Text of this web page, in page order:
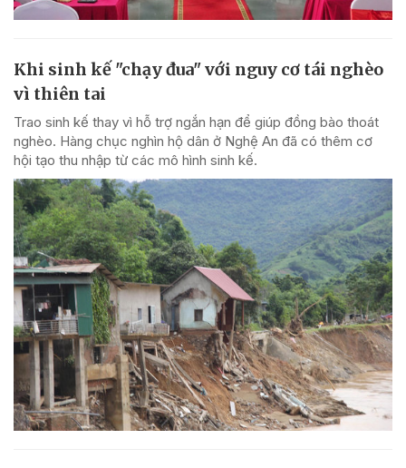
Khi sinh kế "chạy đua" với nguy cơ tái nghèo
vì thiên tai
Trao sinh kế thay vì hỗ trợ ngắn hạn để giúp đồng bào thoát
nghèo. Hàng chục nghìn hộ dân ở Nghệ An đã có thêm cơ
hội tạo thu nhập từ các mô hình sinh kế.